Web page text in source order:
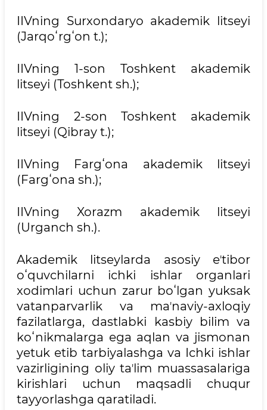
IIVning Surxondaryo akademik litseyi
(Jarqoʻrgʻon t.);
IIVning 1-son Toshkent akademik
litseyi (Toshkent sh.);
IIVning 2-son Toshkent akademik
litseyi (Qibray t.);
IIVning Fargʻona akademik litseyi
(Fargʻona sh.);
IIVning Xorazm akademik litseyi
(Urganch sh.).
Akademik litseylarda asosiy eʼtibor
oʻquvchilarni ichki ishlar organlari
xodimlari uchun zarur boʻlgan yuksak
vatanparvarlik va maʼnaviy-axloqiy
fazilatlarga, dastlabki kasbiy bilim va
koʻnikmalarga ega aqlan va jismonan
yetuk etib tarbiyalashga va Ichki ishlar
vazirligining oliy taʼlim muassasalariga
kirishlari uchun maqsadli chuqur
tayyorlashga qaratiladi.